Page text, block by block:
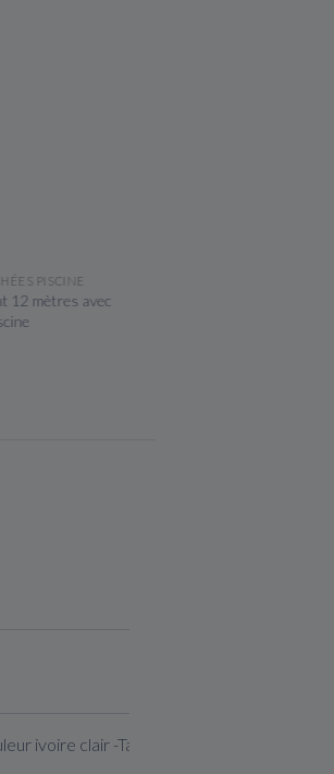
RAPIDE
PISCINE
mètres avec
ivoire clair -Taille S